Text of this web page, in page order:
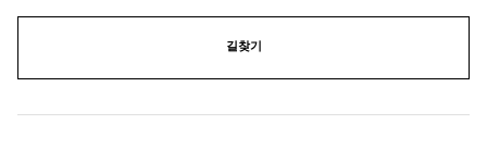
길찾기